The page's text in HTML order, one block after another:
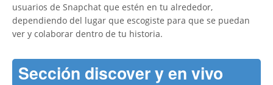
usuarios de Snapchat que estén en tu alrededor,
dependiendo del lugar que escogiste para que se puedan
ver y colaborar dentro de tu historia.
Sección discover y en vivo